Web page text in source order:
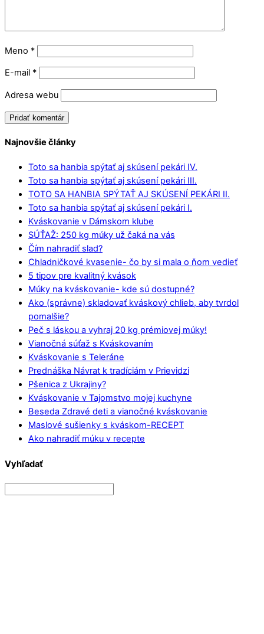
Meno *
E-mail *
Adresa webu
Najnovšie články
Toto sa hanbia spýtať aj skúsení pekári IV.
Toto sa hanbia spýtať aj skúsení pekári III.
TOTO SA HANBIA SPÝTAŤ AJ SKÚSENÍ PEKÁRI II.
Toto sa hanbia spýtať aj skúsení pekári I.
Kváskovanie v Dámskom klube
SÚŤAŽ: 250 kg múky už čaká na vás
Čím nahradiť slad?
Chladničkové kvasenie- čo by si mala o ňom vedieť
5 tipov pre kvalitný kvások
Múky na kváskovanie- kde sú dostupné?
Ako (správne) skladovať kváskový chlieb, aby tvrdol
pomalšie?
Peč s láskou a vyhraj 20 kg prémiovej múky!
Vianočná súťaž s Kváskovaním
Kváskovanie s Teleráne
Prednáška Návrat k tradíciám v Prievidzi
Pšenica z Ukrajiny?
Kváskovanie v Tajomstvo mojej kuchyne
Beseda Zdravé deti a vianočné kváskovanie
Maslové sušienky s kváskom-RECEPT
Ako nahradiť múku v recepte
Vyhľadať